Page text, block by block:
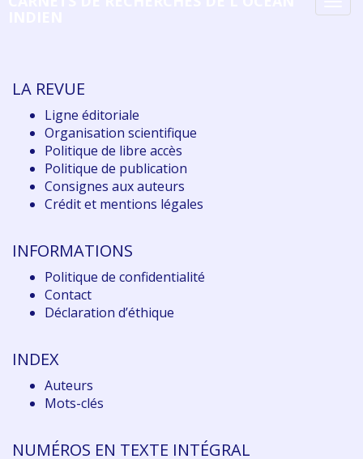
LA REVUE
Ligne éditoriale
Organisation scientifique
Politique de libre accès
Politique de publication
Consignes aux auteurs
Crédit et mentions légales
INFORMATIONS
Politique de confidentialité
Contact
Déclaration d’éthique
INDEX
Auteurs
Mots-clés
NUMÉROS EN TEXTE INTÉGRAL